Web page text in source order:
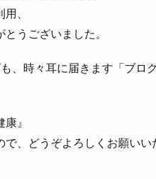
、
うございました。
、時々耳に届きます「ブロ
』
、どうぞよろしくお願いい